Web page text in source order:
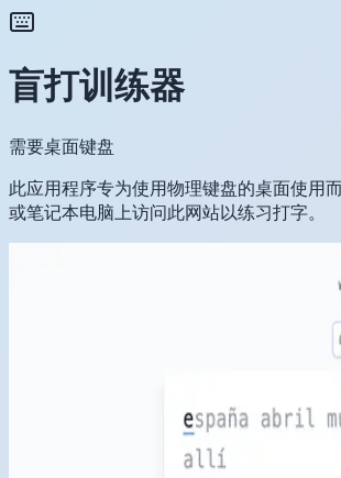
盲打训练器
需要桌面键盘
此应用程序专为使用物理键盘的桌面使用
或笔记本电脑上访问此网站以练习打字。